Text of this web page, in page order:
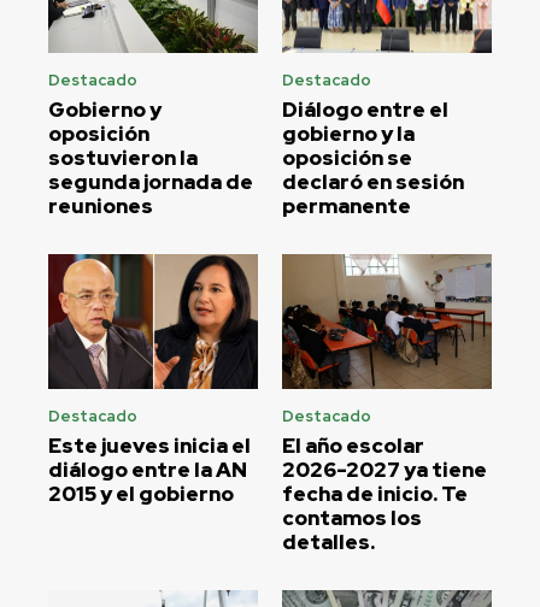
Destacado
Gobierno y
oposición
sostuvieron la
segunda jornada de
reuniones
Destacado
Diálogo entre el
gobierno y la
oposición se
declaró en sesión
permanente
Destacado
Este jueves inicia el
diálogo entre la AN
2015 y el gobierno
Destacado
El año escolar
2026-2027 ya tiene
fecha de inicio. Te
contamos los
detalles.